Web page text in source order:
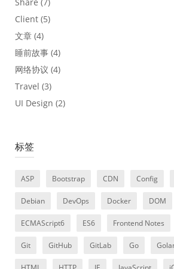
Client (5)
文章 (4)
睡前故事 (4)
网络协议 (4)
Travel (3)
UI Design (2)
标签
ASP Bootstrap CDN Config
Debian DevOps Docker DOM
ECMAScript6 ES6 Frontend Notes
Git GitHub GitLab Go